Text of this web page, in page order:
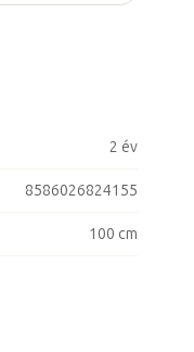
2 év
8586026824155
100 cm